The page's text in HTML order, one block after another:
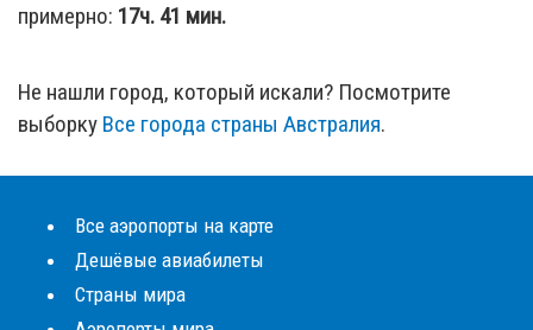
примерно: 17ч. 41 мин.
Не нашли город, который искали? Посмотрите
выборку Все города страны Австралия.
Все аэропорты на карте
Дешёвые авиабилеты
Страны мира